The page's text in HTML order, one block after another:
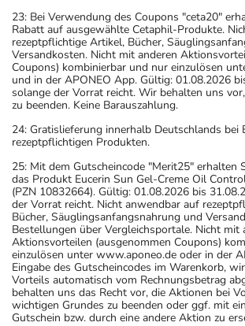
23: Bei Verwendung des Coupons "ceta20"
Rabatt auf ausgewählte Cetaphil-Produkte.
rezeptpflichtige Artikel, Bücher,
Versandkosten. Nicht mit anderen
Coupons) kombinierbar und nur einzulösen
und in der APONEO App. Gültig: 01.08.2026
solange der Vorrat reicht. Wir behalten uns
zu beenden. Keine Barauszahlung.
24: Gratislieferung innerhalb Deutschlands bei
rezeptpflichtigen Produkten.
25: Mit dem Gutscheincode "Merit25" erhalten
das Produkt Eucerin Sun Gel-Creme Oil
(PZN 10832664). Gültig: 01.08.2026 bis
der Vorrat reicht. Nicht anwendbar auf
Bücher, Säuglingsanfangsnahrung und
Bestellungen über Vergleichsportale. Nicht mit
Aktionsvorteilen (ausgenommen Coupons)
einzulösen unter www.aponeo.de oder in der
Eingabe des Gutscheincodes im Warenkorb,
Vorteils automatisch vom Rechnungsbetrag
behalten uns das Recht vor, die Aktionen bei
wichtigen Grundes zu beenden oder ggf. mit
Gutschein bzw. durch eine andere Aktion zu